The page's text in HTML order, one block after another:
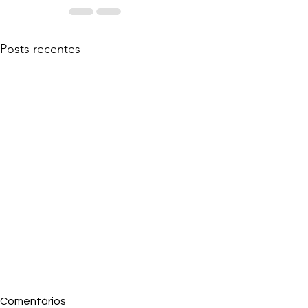
Posts recentes
Comentários